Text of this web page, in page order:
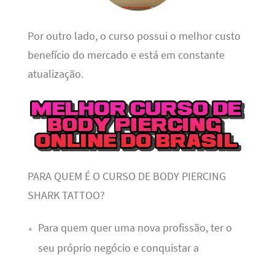
Por outro lado, o curso possui o melhor custo
benefício do mercado e está em constante
atualização.
PARA QUEM É O CURSO DE BODY PIERCING
SHARK TATTOO?
Para quem quer uma nova profissão, ter o
seu próprio negócio e conquistar a